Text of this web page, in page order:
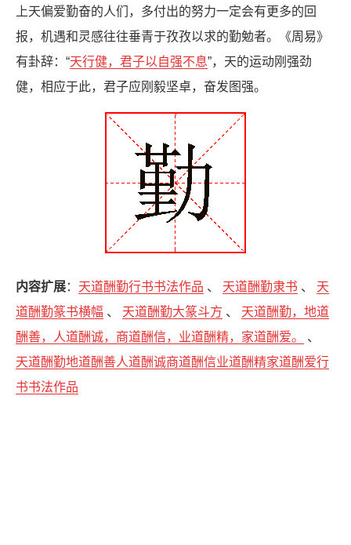
上天偏爱勤奋的人们，多付出的努力一定会有更多的回
报，机遇和灵感往往垂青于孜孜以求的勤勉者。《周易》
有卦辞：“天行健，君子以自强不息”，天的运动刚强劲
健，相应于此，君子应刚毅坚卓，奋发图强。
内容扩展： 天道酬勤行书书法作品 、 天道酬勤隶书 、 天
道酬勤篆书横幅 、 天道酬勤大篆斗方 、 天道酬勤，地道
酬善，人道酬诚，商道酬信，业道酬精，家道酬爱。
、
天道酬勤地道酬善人道酬诚商道酬信业道酬精家道酬爱行
书书法作品